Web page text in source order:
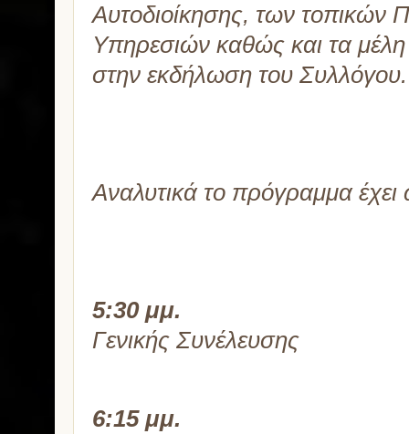
Αυτοδιοίκησης, των τοπικών
Υπηρεσιών καθώς και τα
στην εκδήλωση του Συλλόγου.
Αναλυτικά το πρόγραμμα έχει
5:30 μμ.
Γενικής Συνέλευσης
6:15 μμ.